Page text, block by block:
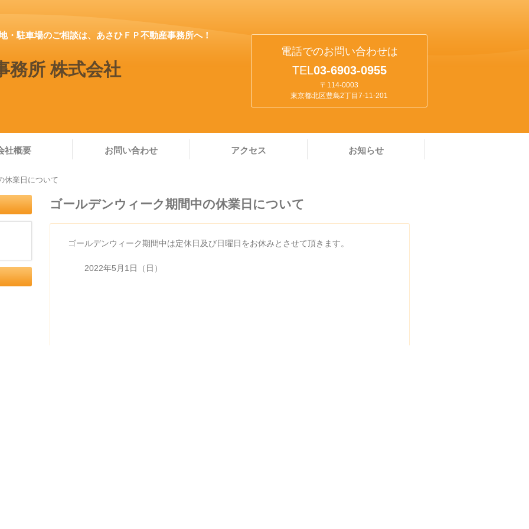
務所 株式会社
・駐車場のご相談は、あさひＦＰ不動産事務所へ！
電話でのお問い合わせは
TEL03-6903-0955
〒114-0003
東京都北区豊島2丁目7-11-201
社概要 お問い合わせ アクセス お知らせ
休業日について
ゴールデンウィーク期間中の休業日について
ゴールデンウィーク期間中は定休日及び日曜日をお休みとさせて頂きます。
2022年5月1日（日）